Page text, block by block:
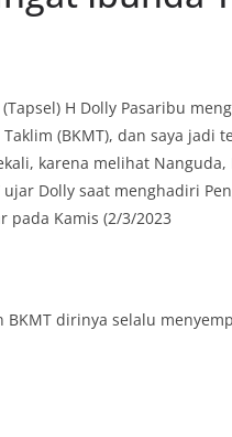
H Dolly Pasaribu
(BKMT), dan saya jadi
karena melihat
Dolly saat menghadiri
pada Kamis (2/3/2023
BKMT dirinya selalu